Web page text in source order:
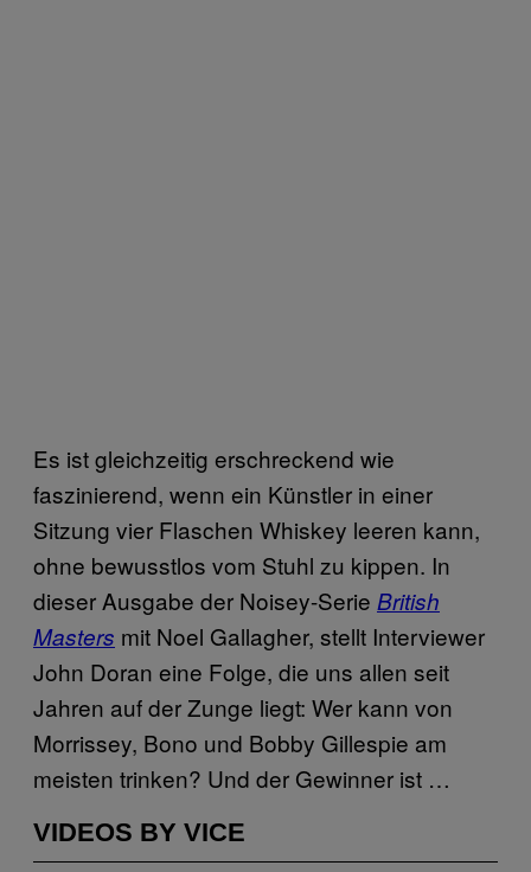
Es ist gleichzeitig erschreckend wie
faszinierend, wenn ein Künstler in einer
Sitzung vier Flaschen Whiskey leeren kann,
ohne bewusstlos vom Stuhl zu kippen. In
dieser Ausgabe der Noisey-Serie British
Masters mit Noel Gallagher, stellt Interviewer
John Doran eine Folge, die uns allen seit
Jahren auf der Zunge liegt: Wer kann von
Morrissey, Bono und Bobby Gillespie am
meisten trinken? Und der Gewinner ist …
VIDEOS BY VICE